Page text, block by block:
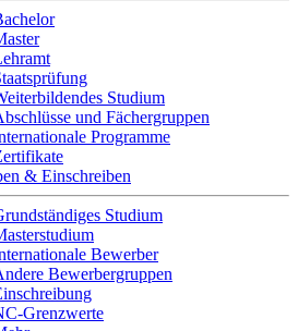
Studium
und Fächergruppen
Programme
& Einschreiben
Studium
Bewerber
Bewerbergruppen
Grenzwerte